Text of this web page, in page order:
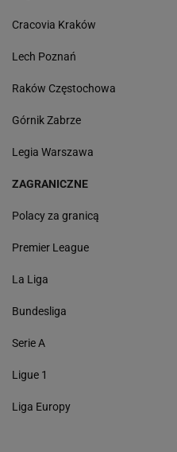
Cracovia Kraków
Lech Poznań
Raków Częstochowa
Górnik Zabrze
Legia Warszawa
ZAGRANICZNE
Polacy za granicą
Premier League
La Liga
Bundesliga
Serie A
Ligue 1
Liga Europy